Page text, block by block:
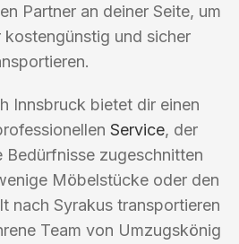
Partner an deiner Seite, um
und sicher
Innsbruck bietet dir einen
Service, der
Bedürfnisse zugeschnitten
Möbelstücke oder den
nach Syrakus transportieren
Team von Umzugskönig